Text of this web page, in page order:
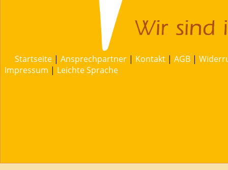
Startseite | Ansprechpartner | Kontakt | AGB |
Impressum | Leichte Sprache